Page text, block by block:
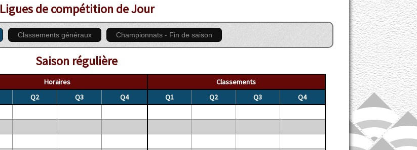
Ligues de compétition de Jour
Classements généraux Championnats - Fin de saison
Saison régulière
Horaires
Classements
Q2 Q3 Q4 Q1 Q2 Q3
Q4